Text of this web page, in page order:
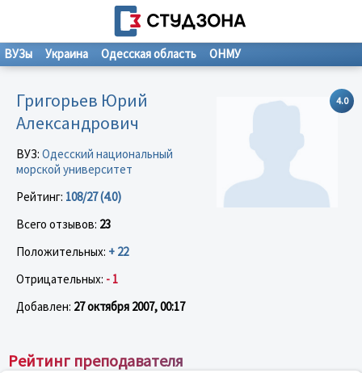
ВУЗы Украина Одесская область ОНМУ
4.0
Григорьев Юрий
Александрович
ВУЗ: Одесский национальный
морской университет
Рейтинг: 108/27 (4.0)
Всего отзывов: 23
Положительных: + 22
Отрицательных: - 1
Добавлен: 27 октября 2007, 00:17
Рейтинг преподавателя